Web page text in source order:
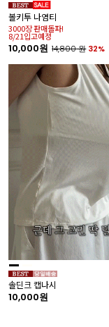
볼키투 나염티
3000장 판매돌파!
8/21입고예정
10,000원 14,800원 32%
솔딘크 캡나시
10,000원